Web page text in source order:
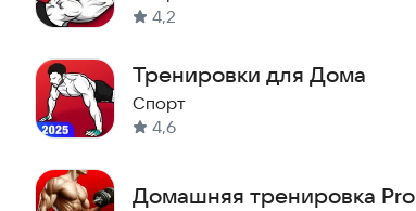
упражнений.
подходами и днями отдыха.
отдыха.
4,2
Тренировки для Дома
Спорт
4,6
Домашняя тренировка Pro